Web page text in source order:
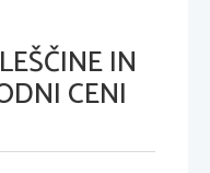
IN
CENI